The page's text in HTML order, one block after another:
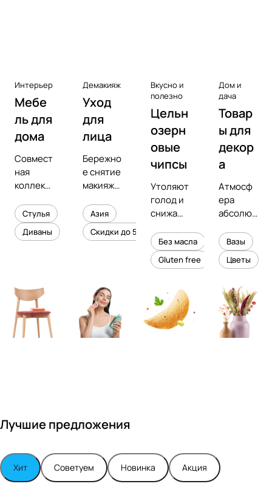
Интерьер
Мебе
ль для
дома
Совмест
ная
коллекц
предмет
ным
дизайне
Турским
Стулья
Диваны
Демакияж
Уход
для
лица
Бережно
е снятие
макияжа
увлажне
ние
кожи
Азия
Скидки до 50%
Вкусно и
полезно
Цельн
озерн
овые
чипсы
Утоляют
голод и
снижают
холесте
рина
Без масла
Gluten free
Дом и
дача
Товар
ы для
декор
а
Атмосф
ера
абсолют
уюта в
вашем
интерье
Вазы
Цветы
Лучшие предложения
Хит Советуем Новинка Акция